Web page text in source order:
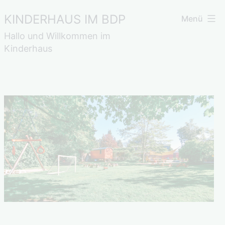
Inhalt
springen
KINDERHAUS IM BDP
Hallo und Willkommen im
Kinderhaus
Menü